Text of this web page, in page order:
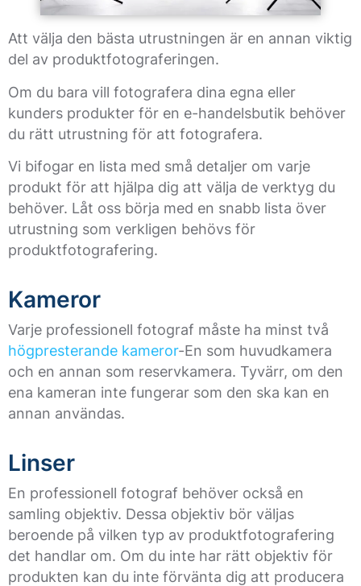
Att välja den bästa utrustningen är en annan viktig
del av produktfotograferingen.
Om du bara vill fotografera dina egna eller
kunders produkter för en e-handelsbutik behöver
du rätt utrustning för att fotografera.
Vi bifogar en lista med små detaljer om varje
produkt för att hjälpa dig att välja de verktyg du
behöver. Låt oss börja med en snabb lista över
utrustning som verkligen behövs för
produktfotografering.
Kameror
Varje professionell fotograf måste ha minst två
högpresterande kameror-En som huvudkamera
och en annan som reservkamera. Tyvärr, om den
ena kameran inte fungerar som den ska kan en
annan användas.
Linser
En professionell fotograf behöver också en
samling objektiv. Dessa objektiv bör väljas
beroende på vilken typ av produktfotografering
det handlar om. Om du inte har rätt objektiv för
produkten kan du inte förvänta dig att producera